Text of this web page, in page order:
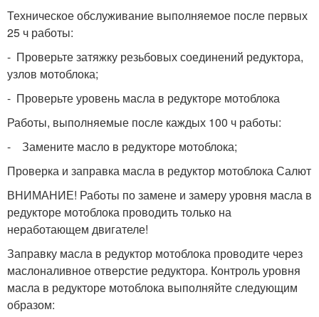
Техническое обслуживание выполняемое после первых
25 ч работы:
- Проверьте затяжку резьбовых соединений редуктора,
узлов мо­тоблока;
- Проверьте уровень масла в редукторе мотоблока
Работы, выполняемые после каждых 100 ч работы:
- Замените масло в редукторе мотоблока;
Проверка и заправка масла в редуктор мотоблока Салют
ВНИМАНИЕ! Работы по замене и замеру уровня масла в
ре­дукторе мотоблока проводить только на
неработающем двигателе!
Заправку масла в редуктор мотоблока проводите через
мас­лоналивное отверстие редуктора. Контроль уровня
масла в редукторе мотоблока выполняйте следующим
образом: